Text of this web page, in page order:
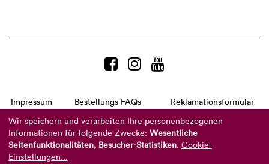
Impressum Bestellungs FAQs
Reklamationsformular
Telefon:+49 8104 8873-310
(Mo-Do: 9-16 Uhr und Fr: 9-14 Uhr)
Wir speichern und verarbeiten Ihre personenbezogenen
Informationen für folgende Zwecke: Wesentliche
Seitenfunktionalitäten, Besucher-Statistiken. Cookie-
Einstellungen...